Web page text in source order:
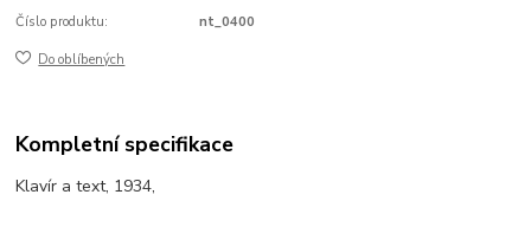
Číslo produktu: nt_0400
Do oblíbených
Kompletní specifikace
Klavír a text, 1934,